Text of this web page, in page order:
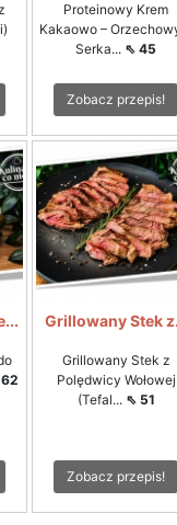
Proteinowy Krem
Kakaowo –
Serka... ⇖ 45
Zobacz przepis!
Grillowany Stek
Grillowany Stek z
Polędwicy Wołowej
(Tefal... ⇖ 51
Zobacz przepis!